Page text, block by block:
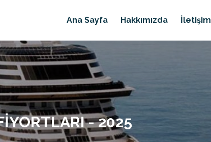
Ana Sayfa Hakkımızda İletişim
- 2025